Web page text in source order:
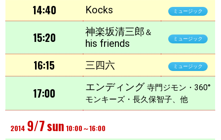
14:40 Kocks ミュージック
15:20 神楽坂清三郎 ＆
his friends ミュージック
16:15 三四六 ミュージック
17:00 エンディング寺門ジモン・360°
モンキーズ・長久保智子、他
2014 9/7sun 10:00～16:00